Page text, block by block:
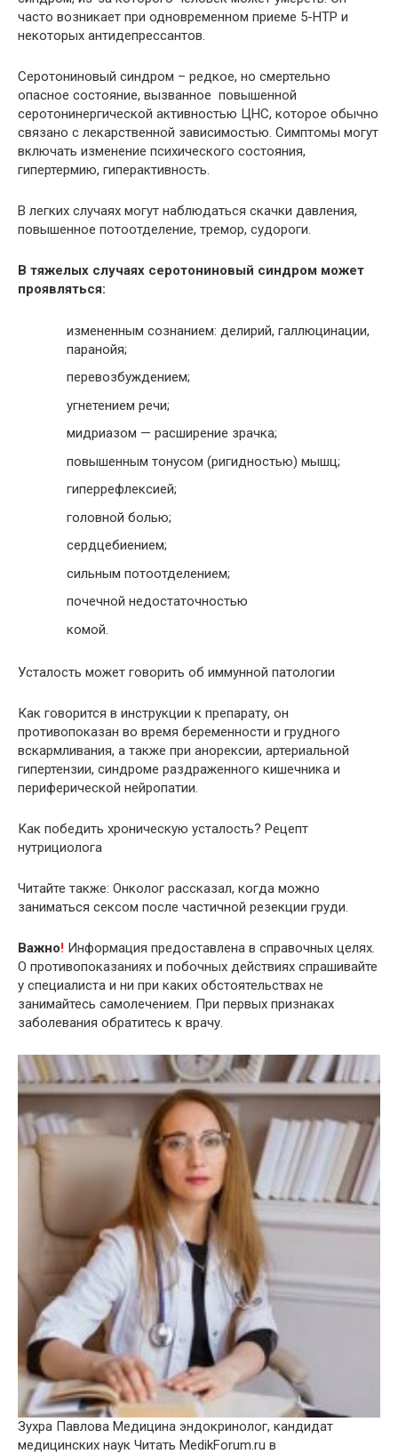
часто возникает при одновременном приеме 5-НТР и
некоторых антидепрессантов.
Серотониновый синдром – редкое, но смертельно
опасное состояние, вызванное повышенной
серотонинергической активностью ЦНС, которое обычно
связано с лекарственной зависимостью. Симптомы могут
включать изменение психического состояния,
гипертермию, гиперактивность.
В легких случаях могут наблюдаться скачки давления,
повышенное потоотделение, тремор, судороги.
В тяжелых случаях серотониновый синдром может
проявляться:
измененным сознанием: делирий, галлюцинации,
паранойя;
перевозбуждением;
угнетением речи;
мидриазом — расширение зрачка;
повышенным тонусом (ригидностью) мышц;
гиперрефлексией;
головной болью;
сердцебиением;
сильным потоотделением;
почечной недостаточностью
комой.
Усталость может говорить об иммунной патологии
Как говорится в инструкции к препарату, он
противопоказан во время беременности и грудного
вскармливания, а также при анорексии, артериальной
гипертензии, синдроме раздраженного кишечника и
периферической нейропатии.
Как победить хроническую усталость? Рецепт
нутрициолога
Читайте также: Онколог рассказал, когда можно
заниматься сексом после частичной резекции груди.
Важно! Информация предоставлена в справочных целях.
О противопоказаниях и побочных действиях спрашивайте
у специалиста и ни при каких обстоятельствах не
занимайтесь самолечением. При первых признаках
заболевания обратитесь к врачу.
Зухра Павлова Медицина эндокринолог, кандидат
медицинских наук Читать MedikForum.ru в